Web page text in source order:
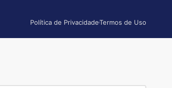
Política de PrivacidadeTermos de Uso